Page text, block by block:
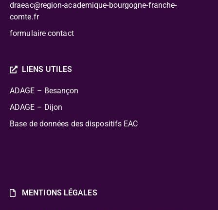
draeac@region-academique-bourgogne-franche-
comte.fr
formulaire contact
LIENS UTILES
ADAGE – Besançon
ADAGE – Dijon
Base de données des dispositifs EAC
MENTIONS LÉGALES